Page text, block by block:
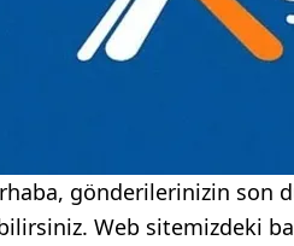
gönderilerinizin son
Web sitemizdeki